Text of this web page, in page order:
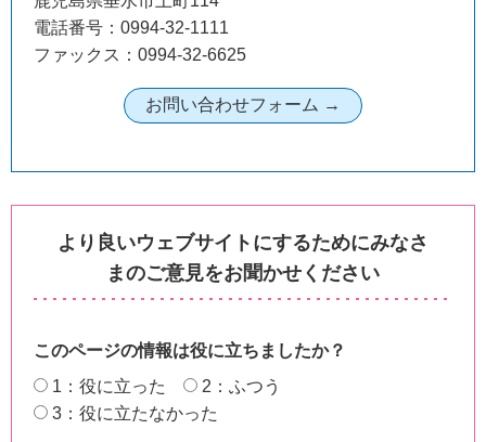
電話番号：0994-32-1111
ファックス：0994-32-6625
より良いウェブサイトにするためにみなさ
まのご意見をお聞かせください
このページの情報は役に立ちましたか？
1：役に立った
2：ふつう
3：役に立たなかった